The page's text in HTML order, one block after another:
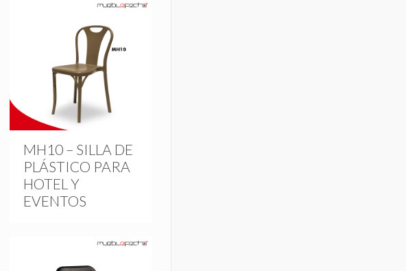
MH10 – SILLA DE
PLÁSTICO PARA
HOTEL Y
EVENTOS